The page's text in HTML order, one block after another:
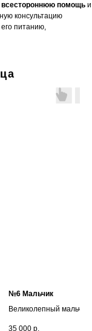
всестороннюю помощь и
консультацию
питанию,
№6 Мальчик
Великолепный мальчик
35 000 р.